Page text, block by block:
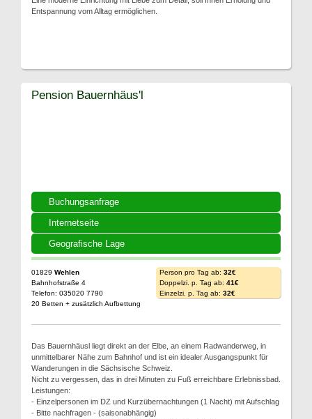
Entspannung vom Alltag ermöglichen.
Buchungsanfrage
Internetseite
Geografische Lage
Pension Bauernhäus'l
01829 Wehlen
Bahnhofstraße 4
Telefon: 035020 7790
20 Betten + zusätzlich Aufbettung
Person pro Tag ab: 32€
Doppelzi. p. Tag ab: 41€
Einzelzi. p. Tag ab: 32€
Das Bauernhäusl liegt direkt an der Elbe, an einem Radwanderweg, in
unmittelbarer Nähe zum Bahnhof und ist ein idealer Ausgangspunkt für
Wanderungen in die Sächsische Schweiz.
Nicht zu vergessen, das in drei Minuten zu Fuß erreichbare Erlebnissbad.
Leistungen:
- Einzelpersonen im DZ und Kurzübernachtungen (1 Nacht) mit Aufschlag
- Bitte nachfragen - (saisonabhängig)